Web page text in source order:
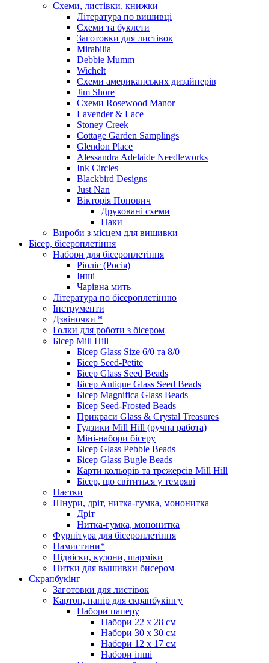
Схеми, листівки, книжки
Література по вишивці
Схеми та буклети
Заготовки для листівок
Mirabilia
Debbie Mumm
Wichelt
Схеми американських дизайнерів
Jim Shore
Cхеми Rosewood Manor
Lavender & Lace
Stoney Creek
Cottage Garden Samplings
Glendon Place
Alessandra Adelaide Needleworks
Ink Circles
Blackbird Designs
Just Nan
Вікторія Попович
Друковані схеми
Паки
Вироби з місцем для вишивки
Бісер, бісероплетіння
Набори для бісероплетіння
Ріоліс (Росія)
Інші
Чарівна мить
Література по бісероплетінню
Інструменти
Дзвіночки *
Голки для роботи з бісером
Бісер Mill Hill
Бісер Glass Size 6/0 та 8/0
Бісер Seed-Petite
Бісер Glass Seed Beads
Бісер Antique Glass Seed Beads
Бісер Magnifica Glass Beads
Бісер Seed-Frosted Beads
Прикраси Glass & Crystal Treasures
Гудзики Mill Hill (ручна работа)
Міні-набори бісеру
Бісер Glass Pebble Beads
Бісер Glass Bugle Beads
Карти кольорів та трежерсів Mill Hill
Бісер, що світиться у темряві
Паєтки
Шнури, дріт, нитка-гумка, мононитка
Дріт
Нитка-гумка, мононитка
Фурнітура для бісероплетіння
Намистини*
Підвіски, кулони, шарміки
Нитки для вышивки бисером
Скрапбукінг
Заготовки для листівок
Картон, папір для скрапбукінгу
Набори паперу
Набори 22 х 28 см
Набори 30 х 30 см
Набори 12 х 17 см
Набори інші